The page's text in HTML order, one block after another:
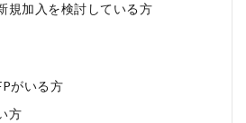
規加入を検討している方
がいる方
方